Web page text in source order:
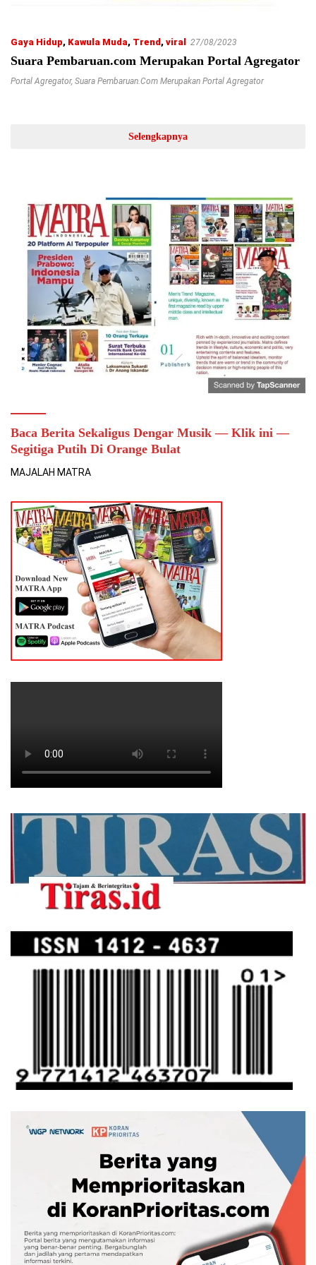
Gaya Hidup, Kawula Muda, Trend , viral 27/08/2023
Suara Pembaruan.com Merupakan Portal Agregator
Portal Agregator, Suara Pembaruan.com Merupakan Portal Agregator
Selengkapnya
Baca Berita Sekaligus Dengar Musik — Klik ini —
Segitiga Putih Di Orange Bulat
MAJALAH MATRA